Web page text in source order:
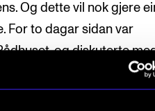
Og dette vil nok gjere
For to dagar sidan var
og diskuterte
som dette kan bli ein
i Oslo.